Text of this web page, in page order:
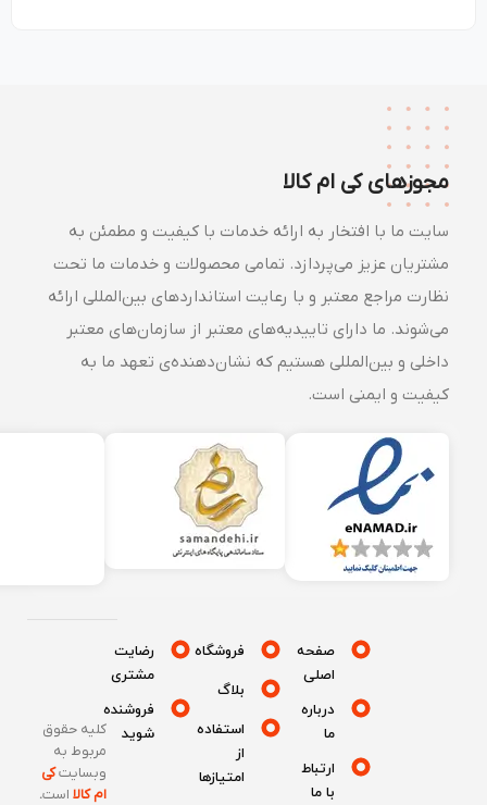
مجوزهای کی ام کالا
سایت ما با افتخار به ارائه خدمات با کیفیت و مطمئن به
مشتریان عزیز می‌پردازد. تمامی محصولات و خدمات ما تحت
نظارت مراجع معتبر و با رعایت استانداردهای بین‌المللی ارائه
می‌شوند. ما دارای تاییدیه‌های معتبر از سازمان‌های معتبر
داخلی و بین‌المللی هستیم که نشان‌دهنده‌ی تعهد ما به
کیفیت و ایمنی است.
صفحه
درباره
ارتباط
فروشگاه
بلاگ
استفاده
امتیازها
رضایت
مشتری
فروشنده
شوید
کلیه حقوق
مربوط به
وبسایتکی
ام کالااست.